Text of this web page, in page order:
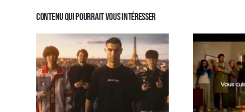
Contenu qui pourrait vous intéresser